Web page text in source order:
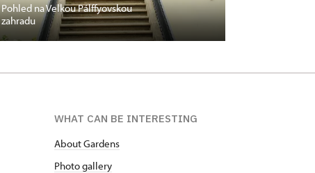
Pohled na Velkou Pálffyovskou
zahradu
WHAT CAN BE INTERESTING
About Gardens
Photo gallery